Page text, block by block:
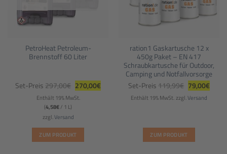
PetroHeat Petroleum-
Brennstoff 60 Liter
Set-Preis 297,00€ Ursprünglicher
Preis
war:
297,00€
270,00€Aktueller
Preis
Enthält 19% MwSt.
(4,58€/ 1 L)
zzgl.Versand
ZUM PRODUKT
ration1 Gaskartusche 12 x
450g Paket – EN 417
Schraubkartusche für Outdoor,
Camping und Notfallvorsorge
Set-Preis 119,99€ Preis
war:
119,99€
79,00€Preis
Enthält 19% MwSt.zzgl.Versand
ZUM PRODUKT